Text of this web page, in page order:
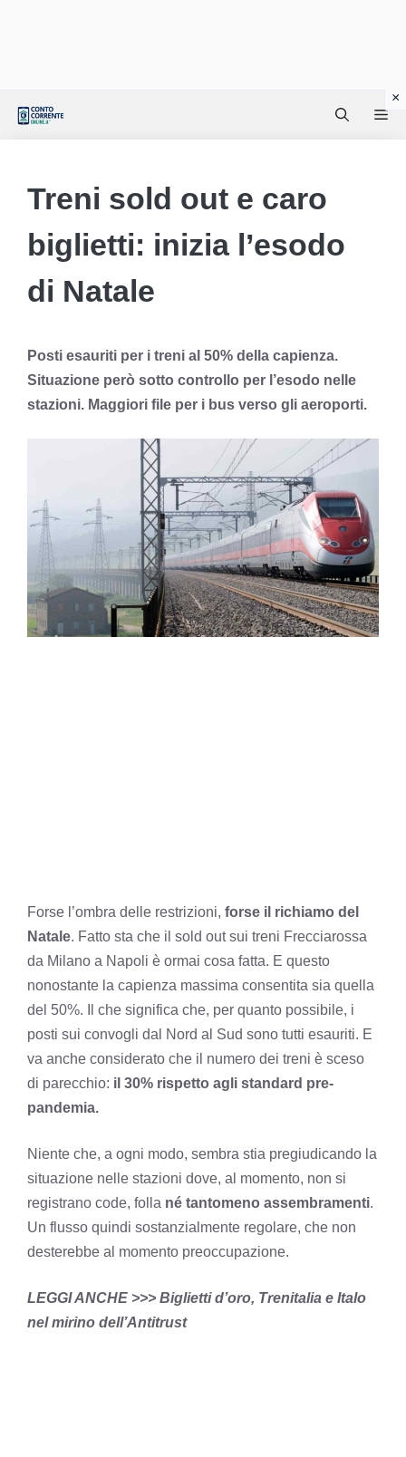
Treni sold out e caro
biglietti: inizia l’esodo
di Natale
Posti esauriti per i treni al 50% della capienza.
Situazione però sotto controllo per l’esodo nelle
stazioni. Maggiori file per i bus verso gli aeroporti.
Forse l’ombra delle restrizioni, forse il richiamo del
Natale. Fatto sta che il sold out sui treni Frecciarossa
da Milano a Napoli è ormai cosa fatta. E questo
nonostante la capienza massima consentita sia quella
del 50%. Il che significa che, per quanto possibile, i
posti sui convogli dal Nord al Sud sono tutti esauriti. E
va anche considerato che il numero dei treni è sceso
di parecchio: il 30% rispetto agli standard pre-
pandemia.
Niente che, a ogni modo, sembra stia pregiudicando la
situazione nelle stazioni dove, al momento, non si
registrano code, folla né tantomeno assembramenti.
Un flusso quindi sostanzialmente regolare, che non
desterebbe al momento preoccupazione.
LEGGI ANCHE >>> Biglietti d’oro, Trenitalia e Italo
nel mirino dell’Antitrust